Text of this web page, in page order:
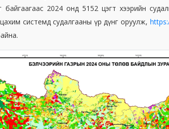
2024 онд 5152 цэгт хээрийн
системд судалгааны үр дүнг оруулж,